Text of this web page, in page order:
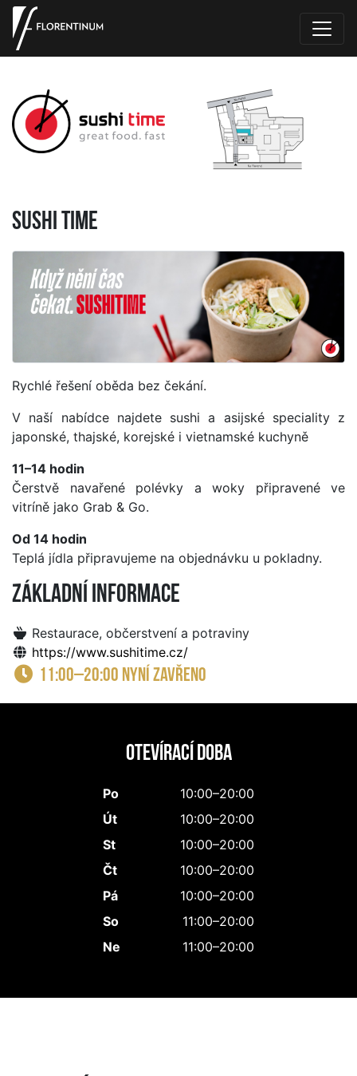
Otevírací doba
Po
10:00–20:00
Út
10:00–20:00
St
10:00–20:00
Čt
10:00–20:00
Pá
10:00–20:00
So
11:00–20:00
Ne
11:00–20:00
Sushi Time
Rychlé řešení oběda bez čekání.
V naší nabídce najdete sushi a asijské speciality z
japonské, thajské, korejské i vietnamské kuchyně
11–14 hodin
Čerstvě navařené polévky a woky připravené ve
vitríně jako Grab & Go.
Od 14 hodin
Teplá jídla připravujeme na objednávku u pokladny.
Základní informace
Restaurace, občerstvení a potraviny
https://www.sushitime.cz/
11:00–20:00 nyní zavřeno